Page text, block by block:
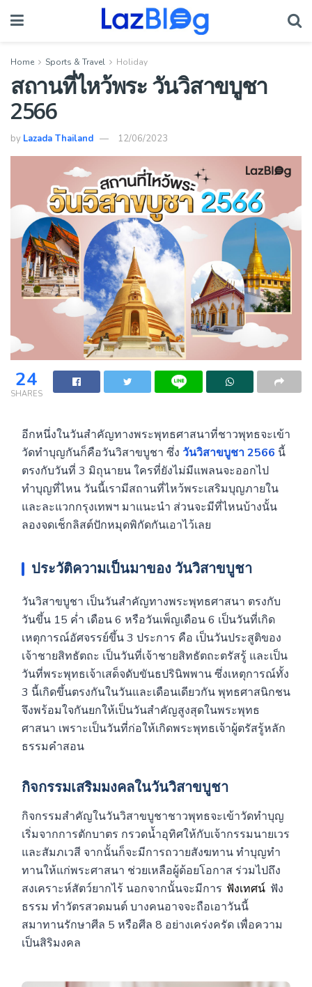
Home Sports & Travel Holiday
สถานที่ไหว้พระ วันวิสาขบูชา
2566
by Lazada Thailand 12/06/2023
24
SHARES
อีกหนึ่งในวันสำคัญทางพระพุทธศาสนาที่ชาวพุทธจะเข้า
วัดทำบุญกันก็คือวันวิสาขบูชา ซึ่ง วันวิสาขบูชา 2566 นี้
ตรงกับวันที่ 3 มิถุนายน ใครที่ยังไม่มีแพลนจะออกไป
ทำบุญที่ไหน วันนี้เรามีสถานที่ไหว้พระเสริมบุญภายใน
และละแวกกรุงเทพฯ มาแนะนำ ส่วนจะมีที่ไหนบ้างนั้น
ลองจดเช็กลิสต์ปักหมุดพิกัดกันเอาไว้เลย
ประวัติความเป็นมาของ วันวิสาขบูชา
วันวิสาขบูชา เป็นวันสำคัญทางพระพุทธศาสนา ตรงกับ
วันขึ้น 15 ค่ำ เดือน 6 หรือวันเพ็ญเดือน 6 เป็นวันที่เกิด
เหตุการณ์อัศจรรย์ขึ้น 3 ประการ คือ เป็นวันประสูติของ
เจ้าชายสิทธัตถะ เป็นวันที่เจ้าชายสิทธัตถะตรัสรู้ และเป็น
วันที่พระพุทธเจ้าเสด็จดับขันธปรินิพพาน ซึ่งเหตุการณ์ทั้ง
3 นี้เกิดขึ้นตรงกันในวันและเดือนเดียวกัน พุทธศาสนิกชน
จึงพร้อมใจกันยกให้เป็นวันสำคัญสูงสุดในพระพุทธ
ศาสนา เพราะเป็นวันที่ก่อให้เกิดพระพุทธเจ้าผู้ตรัสรู้หลัก
ธรรมคำสอน
กิจกรรมเสริมมงคลในวันวิสาขบูชา
กิจกรรมสำคัญในวันวิสาขบูชาชาวพุทธจะเข้าวัดทำบุญ
เริ่มจากการตักบาตร กรวดน้ำอุทิศให้กับเจ้ากรรมนายเวร
และสัมภเวสี จากนั้นก็จะมีการถวายสังฆทาน ทำบุญทำ
ทานให้แก่พระศาสนา ช่วยเหลือผู้ด้อยโอกาส ร่วมไปถึง
สงเคราะห์สัตว์ยากไร้ นอกจากนั้นจะมีการ ฟังเทศน์ ฟัง
ธรรม ทำวัตรสวดมนต์ บางคนอาจจะถือเอาวันนี้
สมาทานรักษาศีล 5 หรือศีล 8 อย่างเคร่งครัด เพื่อความ
เป็นสิริมงคล